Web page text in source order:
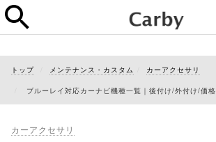
トップ メンテナンス・カスタム カーアクセサリ
ブルーレイ対応カーナビ機種一覧｜後付け/外付け/価格
カーアクセサリ